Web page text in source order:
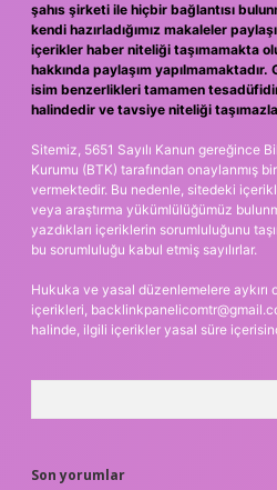
şahıs şirketi ile hiçbir bağlantısı
kendi hazırladığımız makaleler
içerikler haber niteliği taşımamakta
hakkında paylaşım
isim benzerlikleri tamamen
halindedir ve tavsiye niteliği
Sitemiz, 5651 Sayılı Kanun gereğince
Kurumu (BTK) tarafından onaylanmış
vermektedir. Bu nedenle, sitedeki
veya araştırma yükümlülüğümüz
yazdıkları içeriklerin sorumluluğunu
bu sorumluluğu kabul etmiş sayılırlar.
Hukuka ve yasal düzenlemelere aykırı
içerikleri,
halinde, ilgili içerikler yasal süre
Son yorumlar